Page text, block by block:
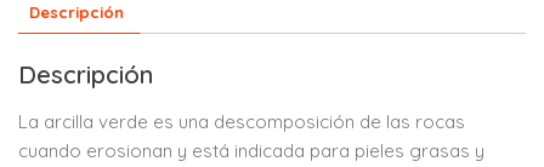
Descripción
Descripción
La arcilla verde es una descomposición de las rocas
cuando erosionan y está indicada para pieles grasas y